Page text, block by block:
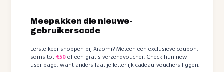
Meepakken die nieuwe-
gebruikerscode
Eerste keer shoppen bij Xiaomi? Meteen een exclusieve coupon,
soms tot€50of een gratis verzendvoucher. Check hun new-
user page, want anders laat je letterlijk cadeau-vouchers liggen.